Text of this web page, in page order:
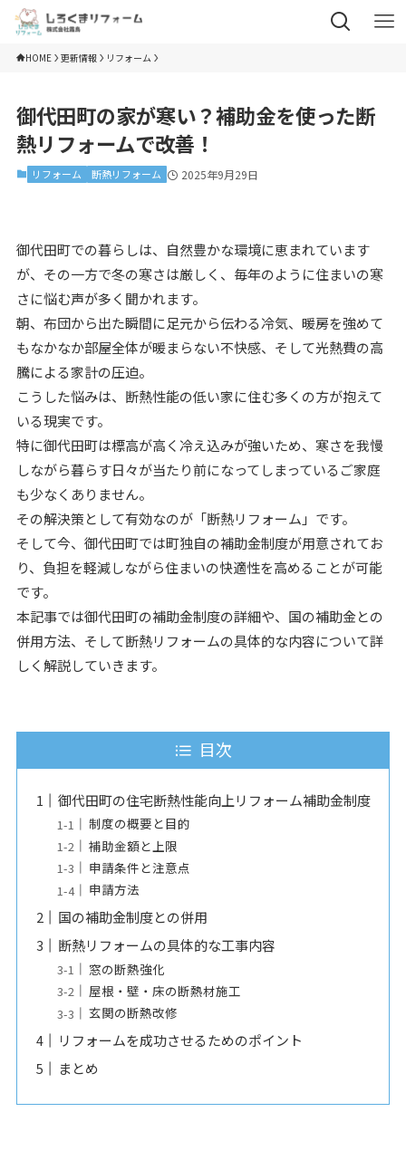
HOME 更新情報 リフォーム
御代田町の家が寒い？補助金を使った断
熱リフォームで改善！
リフォーム 断熱リフォーム 2025年9月29日
御代田町での暮らしは、自然豊かな環境に恵まれています
が、その一方で冬の寒さは厳しく、毎年のように住まいの寒
さに悩む声が多く聞かれます。
朝、布団から出た瞬間に足元から伝わる冷気、暖房を強めて
もなかなか部屋全体が暖まらない不快感、そして光熱費の高
騰による家計の圧迫。
こうした悩みは、断熱性能の低い家に住む多くの方が抱えて
いる現実です。
特に御代田町は標高が高く冷え込みが強いため、寒さを我慢
しながら暮らす日々が当たり前になってしまっているご家庭
も少なくありません。
その解決策として有効なのが「断熱リフォーム」です。
そして今、御代田町では町独自の補助金制度が用意されてお
り、負担を軽減しながら住まいの快適性を高めることが可能
です。
本記事では御代田町の補助金制度の詳細や、国の補助金との
併用方法、そして断熱リフォームの具体的な内容について詳
しく解説していきます。
目次
御代田町の住宅断熱性能向上リフォーム補助金制度
制度の概要と目的
補助金額と上限
申請条件と注意点
申請方法
国の補助金制度との併用
断熱リフォームの具体的な工事内容
窓の断熱強化
屋根・壁・床の断熱材施工
玄関の断熱改修
リフォームを成功させるためのポイント
まとめ